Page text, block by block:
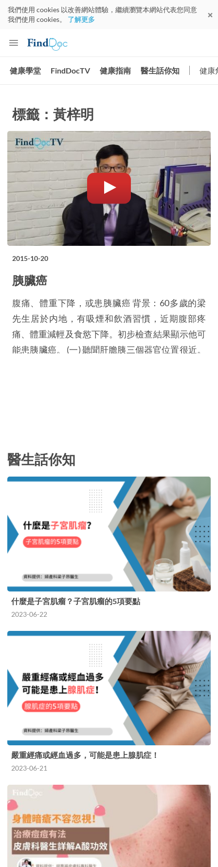
我們使用 cookies 以改善網站體驗，繼續瀏覽本網站代表您同意
我們使用 cookies。 了解更多
健康學堂 FindDocTV 健康指南 醫生話你知 健康
標籤：黃梓明
2015-10-20
胰臟癌
腹痛、體重下降，或患胰臟癌 背景：60多歲的梁
先生居於内地，有吸煙和飲酒習慣，近期腹部疼
痛、體重減輕及食慾下降。初步檢查結果顯示他可
能患胰臟癌。 (一) 聽聞肝膽胰三個器官位置很近。
醫生話你知
什麼是子宮肌瘤？子宮肌瘤的5項要點
2023-06-22
嚴重經痛或經血過多，可能是患上腺肌症！
2023-06-21